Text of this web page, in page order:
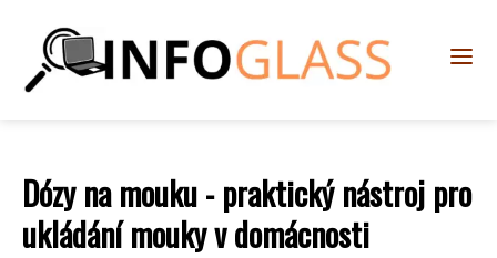
Dózy na mouku - praktický nástroj pro
ukládání mouky v domácnosti